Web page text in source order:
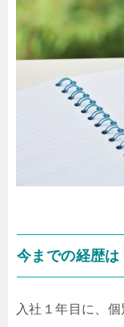
今までの経歴は
入社１年目に、